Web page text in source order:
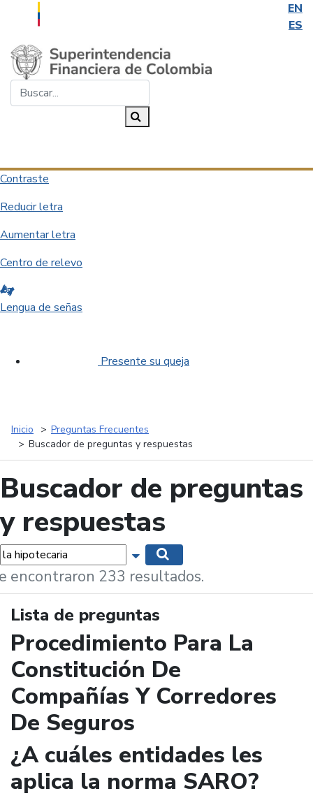
EN
ES
Saltar al contenido principal
Contraste
Reducir letra
Aumentar letra
Centro de relevo
Lengua de señas
Presente su queja
Inicio
Preguntas Frecuentes
Buscador de preguntas y respuestas
Buscador de preguntas
y respuestas
Mostrar opciones de búsqueda
encontraron 233 resultados.
Lista de preguntas
Procedimiento Para La
Constitución De
Compañías Y Corredores
De Seguros
¿A cuáles entidades les
aplica la norma SARO?